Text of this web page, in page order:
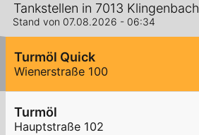
Tankstellen in 7013 Klingenbach
Stand von 07.08.2026 - 06:34
Turmöl Quick
Wienerstraße 100
Turmöl
Hauptstraße 102